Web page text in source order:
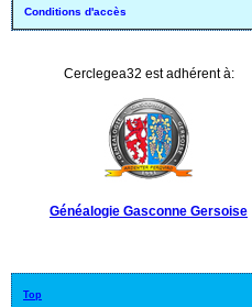
Conditions d'accès
Cerclegea32 est adhérent à:
Généalogie Gasconne Gersoise
Top